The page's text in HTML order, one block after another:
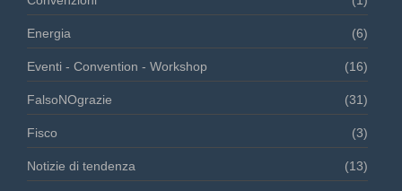
Energia (6)
Eventi - Convention - Workshop (16)
FalsoNOgrazie (31)
Fisco (3)
Notizie di tendenza (13)